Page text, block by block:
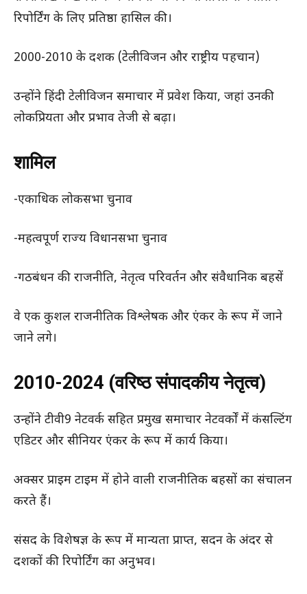
रिपोर्टिंग के लिए प्रतिष्ठा हासिल की।
2000-2010 के दशक (टेलीविजन और राष्ट्रीय पहचान)
उन्होंने हिंदी टेलीविजन समाचार में प्रवेश किया, जहां उनकी
लोकप्रियता और प्रभाव तेजी से बढ़ा।
शामिल
-एकाधिक लोकसभा चुनाव
-महत्वपूर्ण राज्य विधानसभा चुनाव
-गठबंधन की राजनीति, नेतृत्व परिवर्तन और संवैधानिक बहसें
वे एक कुशल राजनीतिक विश्लेषक और एंकर के रूप में जाने
जाने लगे।
2010-2024 (वरिष्ठ संपादकीय नेतृत्व)
उन्होंने टीवी9 नेटवर्क सहित प्रमुख समाचार नेटवर्कों में कंसल्टिंग
एडिटर और सीनियर एंकर के रूप में कार्य किया।
अक्सर प्राइम टाइम में होने वाली राजनीतिक बहसों का संचालन
करते हैं।
संसद के विशेषज्ञ के रूप में मान्यता प्राप्त, सदन के अंदर से
दशकों की रिपोर्टिंग का अनुभव।